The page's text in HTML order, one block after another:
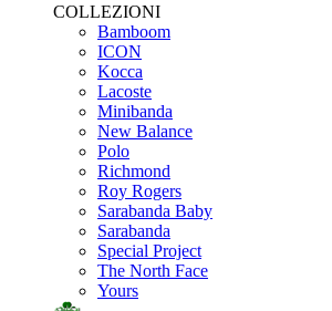
COLLEZIONI
Bamboom
ICON
Kocca
Lacoste
Minibanda
New Balance
Polo
Richmond
Roy Rogers
Sarabanda Baby
Sarabanda
Special Project
The North Face
Yours